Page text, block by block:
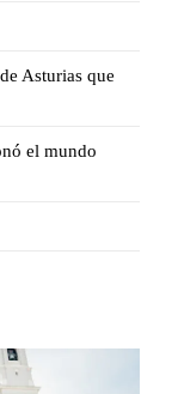
Asturias que
el mundo